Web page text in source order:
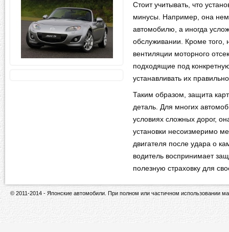
Стоит учитывать, что
минусы. Например, она
автомобилю, а иногда
обслуживании. Кроме того,
вентиляции моторного
подходящие под
устанавливать их
Таким образом, защита
деталь. Для многих
условиях сложных дорог,
установки несоизмеримо
двигателя после удара о
водитель воспринимает
полезную страховку для
© 2011-2014 - Японские автомобили. При полном или частичном использовании